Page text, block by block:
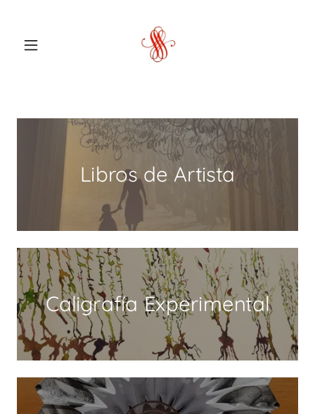
Libros de Artista
Caligrafía Experimental